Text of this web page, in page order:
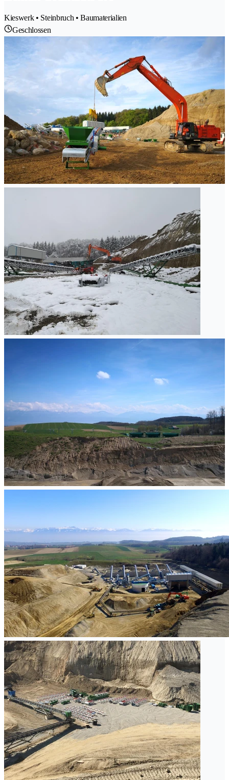
Kieswerk • Steinbruch • Baumaterialien
Geschlossen